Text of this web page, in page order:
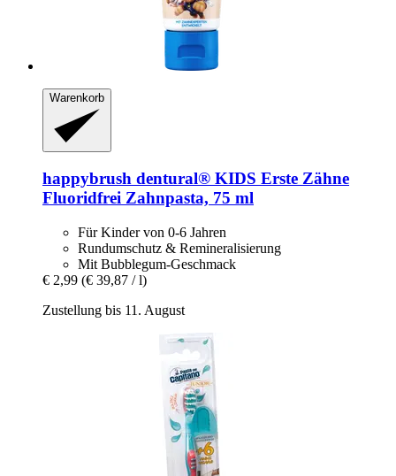
Warenkorb
happybrush dentural® KIDS Erste Zähne
Fluoridfrei Zahnpasta, 75 ml
Für Kinder von 0-6 Jahren
Rundumschutz & Remineralisierung
Mit Bubblegum-Geschmack
€ 2,99 (€ 39,87 / l)
Zustellung bis 11. August